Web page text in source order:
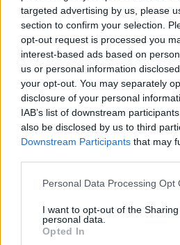
targeted advertising by us, please
section to confirm your selection.
opt-out request is processed you
interest-based ads based on
us or personal information
your opt-out. You may separately
disclosure of your personal
IAB’s list of downstream
also be disclosed by us to third
Downstream Participants that may
Please note that this website/app
not limited to your visit or usage
grant or deny consent to Google
use your data for below specified
Personal Data Processing Opt
I want to opt-out of the
personal data.
Opted In